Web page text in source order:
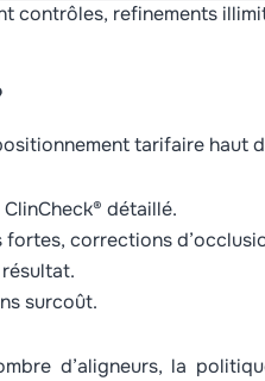
contrôles, refinements
tarifaire haut
détaillé.
fortes, corrections
surcoût.
d’aligneurs, la